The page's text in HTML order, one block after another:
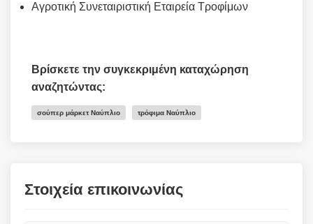
Αγροτική Συνεταιριστική Εταιρεία Τροφίμων
Βρίσκετε την συγκεκριμένη καταχώρηση
αναζητώντας:
σούπερ μάρκετ Ναύπλιο τρόφιμα Ναύπλιο
Στοιχεία επικοινωνίας